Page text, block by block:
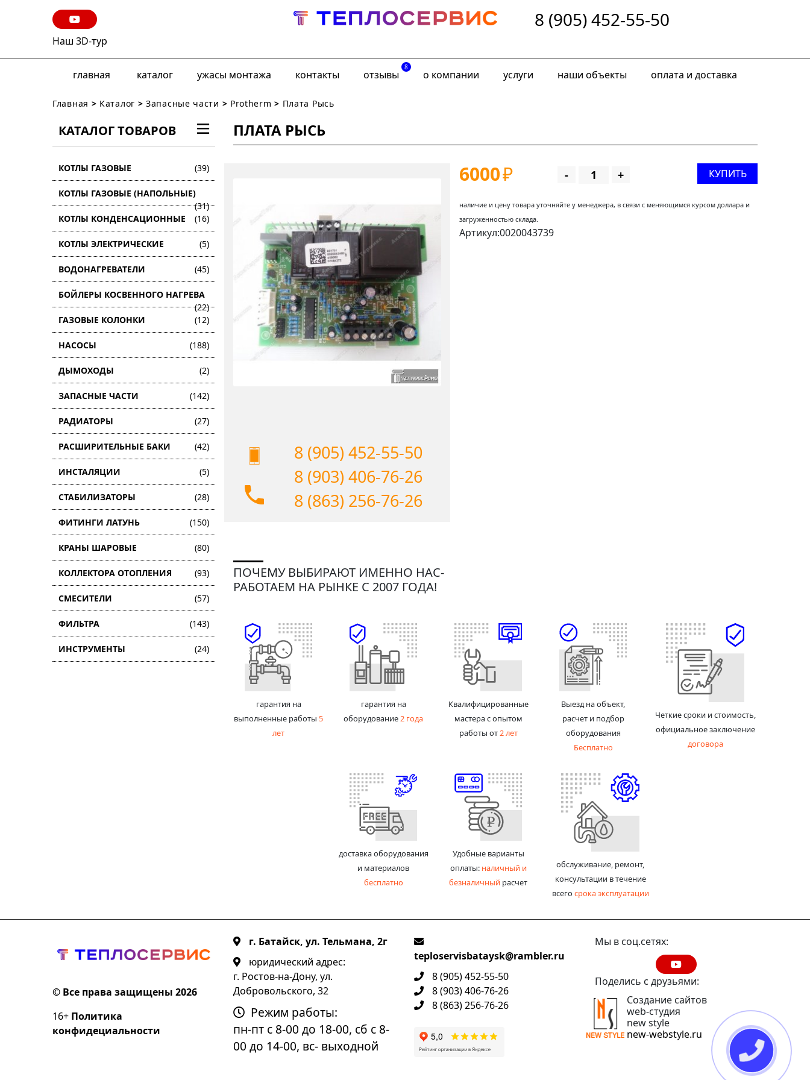
Наш 3D-тур
8 (905) 452-55-50
главная каталог ужасы монтажа контакты отзывы
8
о компании услуги наши объекты оплата и доставка
Главная > Каталог >Запасные части > Protherm > Плата Рысь
КАТАЛОГ ТОВАРОВ
КОТЛЫ ГАЗОВЫЕ (39)
КОТЛЫ ГАЗОВЫЕ (НАПОЛЬНЫЕ)
(31)
КОТЛЫ КОНДЕНСАЦИОННЫЕ
(16)
КОТЛЫ ЭЛЕКТРИЧЕСКИЕ (5)
ВОДОНАГРЕВАТЕЛИ (45)
БОЙЛЕРЫ КОСВЕННОГО НАГРЕВА
(22)
ГАЗОВЫЕ КОЛОНКИ
(12)
НАСОСЫ (188)
ДЫМОХОДЫ (2)
ЗАПАСНЫЕ ЧАСТИ (142)
РАДИАТОРЫ (27)
РАСШИРИТЕЛЬНЫЕ БАКИ (42)
ИНСТАЛЯЦИИ (5)
СТАБИЛИЗАТОРЫ (28)
ФИТИНГИ ЛАТУНЬ (150)
КРАНЫ ШАРОВЫЕ (80)
КОЛЛЕКТОРА ОТОПЛЕНИЯ (93)
СМЕСИТЕЛИ (57)
ФИЛЬТРА (143)
ИНСТРУМЕНТЫ (24)
ПЛАТА РЫСЬ
8 (905) 452-55-50
8 (903) 406-76-26
8 (863) 256-76-26
6000₽ - + КУПИТЬ
наличие и цену товара уточняйте у менеджера, в связи с меняющимся курсом доллара и
загруженностью склада.
Артикул:0020043739
ПОЧЕМУ ВЫБИРАЮТ ИМЕННО НАС-
РАБОТАЕМ НА РЫНКЕ С 2007 ГОДА!
гарантия на
выполненные работы 5
лет
гарантия на
оборудование 2 года
Квалифицированные
мастера с опытом
работы от 2 лет
Выезд на объект,
расчет и подбор
оборудования
Бесплатно
Четкие сроки и стоимость,
официальное заключение
договора
доставка оборудования
и материалов
бесплатно
Удобные варианты
оплаты: наличный и
безналичный расчет
обслуживание, ремонт,
консультации в течение
всего срока эксплуатации
© Все права защищены 2026
16+ Политика
конфидециальности
г. Батайск, ул. Тельмана, 2г
юридический адрес:
г. Ростов-на-Дону, ул.
Добровольского, 32
Режим работы:
пн-пт с 8-00 до 18-00, сб с 8-
00 до 14-00, вс- выходной
teploservisbataysk@rambler.ru
8 (905) 452-55-50
8 (903) 406-76-26
8 (863) 256-76-26
Мы в соц.сетях:
Поделись с друзьями:
Создание сайтов
web-студия
new style
new-webstyle.ru